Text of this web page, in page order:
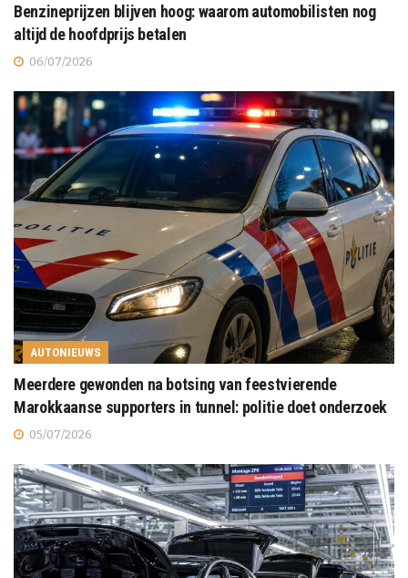
Benzineprijzen blijven hoog: waarom automobilisten nog
altijd de hoofdprijs betalen
06/07/2026
AUTONIEUWS
Meerdere gewonden na botsing van feestvierende
Marokkaanse supporters in tunnel: politie doet onderzoek
05/07/2026